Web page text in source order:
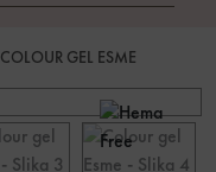
COLOUR GEL ESME